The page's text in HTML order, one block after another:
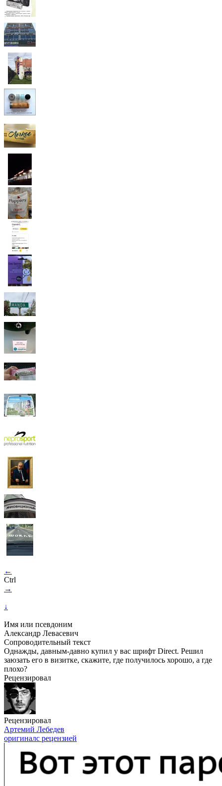
←
Ctrl
→
↓
Имя или псевдоним
Александр Левасевич
Сопроводительный текст
Однажды, давным-давно купил у вас шрифт Direct. Решил
заюзать его в визитке, скажите, где получилось хорошо, а где
плохо?
Рецензировал
Рецензировал
Артемий Лебедев
оригиналс рецензией